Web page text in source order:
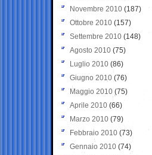
Novembre 2010 (187)
Ottobre 2010 (157)
Settembre 2010 (148)
Agosto 2010 (75)
Luglio 2010 (86)
Giugno 2010 (76)
Maggio 2010 (75)
Aprile 2010 (66)
Marzo 2010 (79)
Febbraio 2010 (73)
Gennaio 2010 (74)